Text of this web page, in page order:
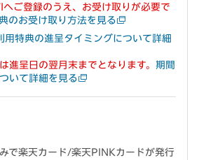
ご登録のうえ、お受け取りが必要で
のお受け取り方法を見る
用特典の進呈タイミングについて詳細
進呈日の翌月末までとなります。 期間
いて詳細を見る
で楽天カード/楽天PINKカードが発行